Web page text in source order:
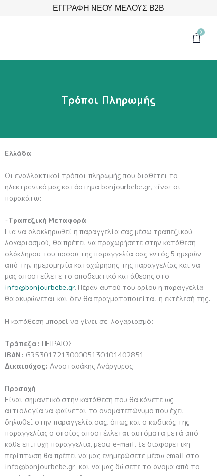
ΕΓΓΡΑΦΗ ΝΕΟΥ ΜΕΛΟΥΣ B2B
0
Cart
Τρόποι Πληρωμής
Ελλάδα
Οι εναλλακτικοί τρόποι πληρωμής που διαθέτει το
ηλεκτρονικό μας κατάστημα bonjourbebe.gr, είναι οι
παρακάτω:
-Τραπεζική Μεταφορά
Για να ολοκληρωθεί η παραγγελία σας μέσω τραπεζικού
λογαριασμού, θα πρέπει να προχωρήσετε στην κατάθεση
ολόκληρου του ποσού της παραγγελία σας εντός 5 ημερών
από την ημερομηνία καταχώρησης της παραγγελίας και να
μας αποστείλετε το αποδεικτικό κατάθεσης στο
info@bonjourbebe.gr. Πέραν αυτού του ορίου η παραγγελία
θα ακυρώνεται και δεν θα πραγματοποιείται η εκτέλεσή της.
Η κατάθεση μπορεί να γίνει σε λογαριασμό:
Τράπεζα: ΠΕΙΡΑΙΩΣ
IBAN: GR5301721300005130101402851
Δικαιούχος: Αναστασάκης Ανάργυρος
Προσοχή
Είναι σημαντικό στην κατάθεση που θα κάνετε ως
αιτιολογία να φαίνεται το ονοματεπώνυμο που έχει
δηλωθεί στην παραγγελία σας, όπως και ο κωδικός της
παραγγελίας ο οποίος αποστέλλεται αυτόματα μετά από
κάθε επιτυχή παραγγελία, μέσω e-mail. Σε διαφορετική
περίπτωση θα πρέπει να μας ενημερώσετε μέσω email στο
info@bonjourbebe.gr και να μας δώσετε το όνομα από το